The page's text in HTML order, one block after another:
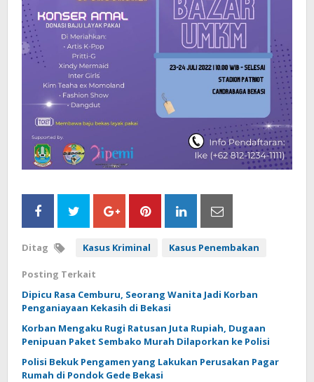
Ditag Kasus Kriminal Kasus Penembakan
Posting Terkait
Dipicu Rasa Cemburu, Seorang Wanita Jadi Korban
Penganiayaan Kekasih di Bekasi
Korban Mengaku Rugi Ratusan Juta Rupiah, Dugaan
Penipuan Paket Sembako Murah Dilaporkan ke Polisi
Polisi Bekuk Pengamen yang Lakukan Perusakan Pagar
Rumah di Pondok Gede Bekasi